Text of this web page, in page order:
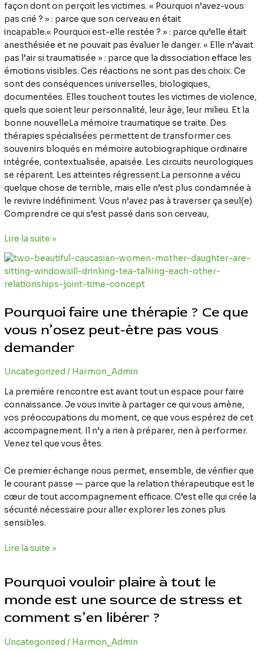
façon dont on perçoit les victimes. « Pourquoi n’avez-vous
pas crié ? » : parce que son cerveau en était
incapable.« Pourquoi est-elle restée ? » : parce qu’elle était
anesthésiée et ne pouvait pas évaluer le danger. « Elle n’avait
pas l’air si traumatisée » : parce que la dissociation efface les
émotions visibles. Ces réactions ne sont pas des choix. Ce
sont des conséquences universelles, biologiques,
documentées. Elles touchent toutes les victimes de violence,
quels que soient leur personnalité, leur âge, leur milieu. Et la
bonne nouvelleLa mémoire traumatique se traite. Des
thérapies spécialisées permettent de transformer ces
souvenirs bloqués en mémoire autobiographique ordinaire
intégrée, contextualisée, apaisée. Les circuits neurologiques
se réparent. Les atteintes régressent.La personne a vécu
quelque chose de terrible, mais elle n’est plus condamnée à
le revivre indéfiniment. Vous n’avez pas à traverser ça seul(e)
Comprendre ce qui s’est passé dans son cerveau,
Lire la suite »
Pourquoi faire une thérapie ? Ce que
vous n’osez peut-être pas vous
demander
Uncategorized / Harmon_Admin
La première rencontre est avant tout un espace pour faire
connaissance. Je vous invite à partager ce qui vous amène,
vos préoccupations du moment, ce que vous espérez de cet
accompagnement. Il n’y a rien à préparer, rien à performer.
Venez tel que vous êtes.
Ce premier échange nous permet, ensemble, de vérifier que
le courant passe — parce que la relation thérapeutique est le
cœur de tout accompagnement efficace. C’est elle qui crée la
sécurité nécessaire pour aller explorer les zones plus
sensibles.
Pourquoi
faire
une
?
que
vous
peut-
être
pas
vous
demander
Lire la suite »
Pourquoi vouloir plaire à tout le
monde est une source de stress et
comment s’en libérer ?
Uncategorized / Harmon_Admin
vouloir
à
tout
monde